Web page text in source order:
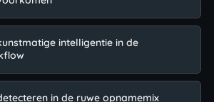
intelligentie in de
in de ruwe opnamemix